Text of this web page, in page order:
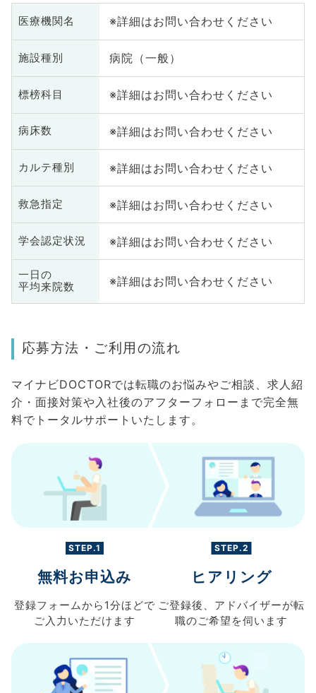
医療機関名 ※詳細はお問い合わせください
施設種別 病院（一般）
標榜科目 ※詳細はお問い合わせください
病床数 ※詳細はお問い合わせください
カルテ種別 ※詳細はお問い合わせください
救急指定 ※詳細はお問い合わせください
学会認定状況 ※詳細はお問い合わせください
一日の
平均来院数
※詳細はお問い合わせください
応募方法・ご利用の流れ
マイナビDOCTORでは転職のお悩みやご相談、求人紹
介・面接対策や入社後のアフターフォローまで完全無
料でトータルサポートいたします。
STEP.1
無料お申込み
登録フォームから 1分ほどで
ご入力 いただけます
STEP.2
ヒアリング
ご登録後、 アドバイザーが転
職のご希望を伺います